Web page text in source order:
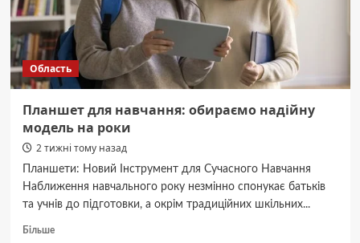
перед
судом.
Область
Планшет для навчання: обираємо надійну
модель на роки
2 тижні тому назад
Планшети: Новий Інструмент для Сучасного Навчання
Наближення навчального року незмінно спонукає батьків
та учнів до підготовки, а окрім традиційних шкільних...
БільшеДокладніше